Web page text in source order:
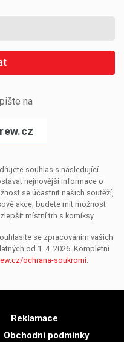
na
souhlas s následující
nejnovější informace o
se účastnit našich soutěží,
akce, budete mít možnost
místní trh s komiksy.
se zpracováním vašich
od 1. 4. 2026. Kompletní
ochrana-soukromi.
Reklamace
Obchodní podmínky